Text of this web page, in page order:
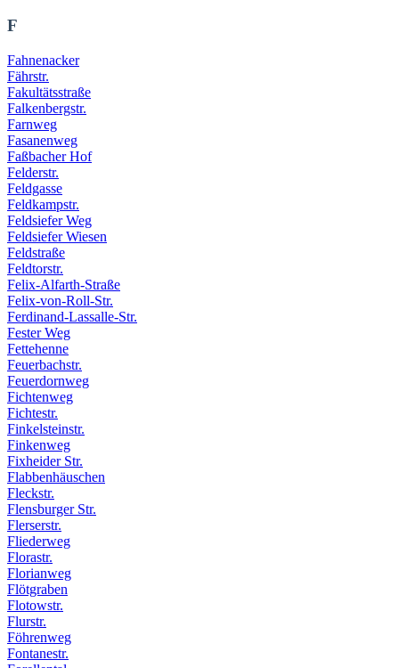
F
Fahnenacker
Fährstr.
Fakultätsstraße
Falkenbergstr.
Farnweg
Fasanenweg
Faßbacher Hof
Felderstr.
Feldgasse
Feldkampstr.
Feldsiefer Weg
Feldsiefer Wiesen
Feldstraße
Feldtorstr.
Felix-Alfarth-Straße
Felix-von-Roll-Str.
Ferdinand-Lassalle-Str.
Fester Weg
Fettehenne
Feuerbachstr.
Feuerdornweg
Fichtenweg
Fichtestr.
Finkelsteinstr.
Finkenweg
Fixheider Str.
Flabbenhäuschen
Fleckstr.
Flensburger Str.
Flerserstr.
Fliederweg
Florastr.
Florianweg
Flötgraben
Flotowstr.
Flurstr.
Föhrenweg
Fontanestr.